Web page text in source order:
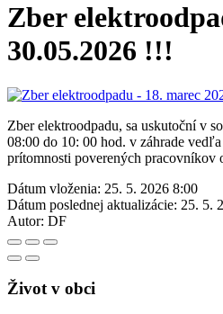
Zber
30.05.2026 !!!
Zber elektroodpadu, sa uskutoční v
08:00 do 10: 00 hod. v záhrade
prítomnosti poverených pracovníkov
Dátum vloženia: 25. 5. 2026 8:00
Dátum poslednej aktualizácie: 25. 5.
Autor: DF
Život v obci